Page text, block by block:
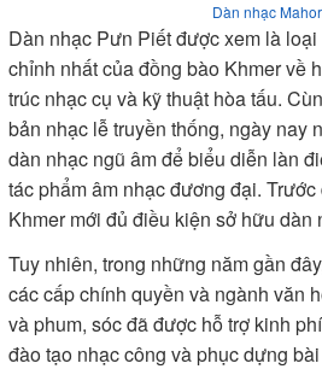
Dàn nhạc
Dàn nhạc Pưn Piết được xem là
chỉnh nhất của đồng bào Khmer về
trúc nhạc cụ và kỹ thuật hòa tấu.
bản nhạc lễ truyền thống, ngày nay
dàn nhạc ngũ âm để biểu diễn làn
tác phẩm âm nhạc đương đại.
Khmer mới đủ điều kiện sở hữu dàn
Tuy nhiên, trong những năm gần
các cấp chính quyền và ngành văn
và phum, sóc đã được hỗ trợ kinh
đào tạo nhạc công và phục dựng